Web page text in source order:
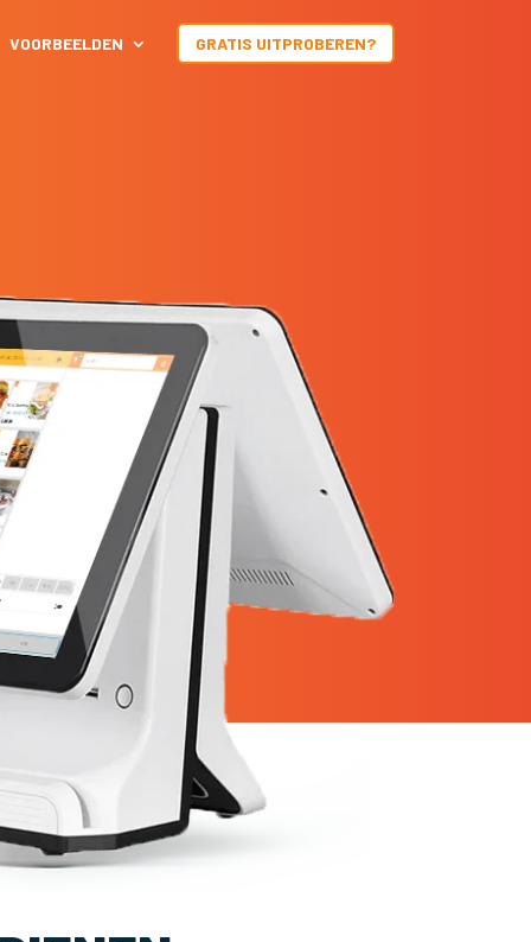
VOORBEELDEN GRATIS UITPROBEREN?